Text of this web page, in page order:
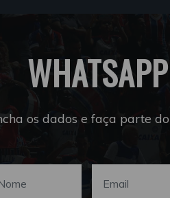
os dados e faça parte